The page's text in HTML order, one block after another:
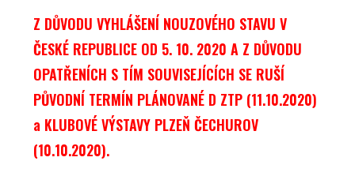
Z DŮVODU VYHLÁŠENÍ NOUZOVÉHO STAVU V
ČESKÉ REPUBLICE OD 5. 10. 2020 A Z DŮVODU
OPATŘENÍCH S TÍM SOUVISEJÍCÍCH SE RUŠÍ
PŮVODNÍ TERMÍN PLÁNOVANÉ D ZTP (11.10.2020)
a KLUBOVÉ VÝSTAVY PLZEŇ ČECHUROV
(10.10.2020).